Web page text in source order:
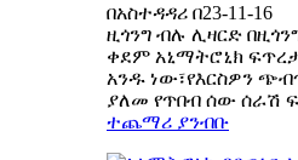
በአስተዳዳሪ በ23-11-16
ዚጎንግ ብሉ ሊዛርድ
ቀደም አኒማትሮኒክ
አንዱ ነው፣የእርስዎን
ያለመ የጥበብ ሰው ሰራሽ
ተጨማሪ ያንብቡ